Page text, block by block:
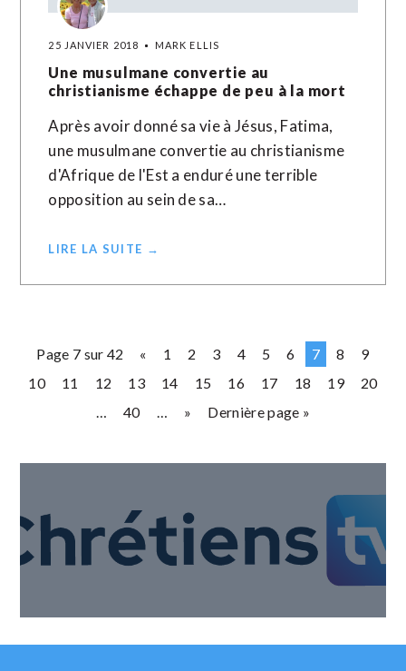
25 JANVIER 2018 MARK ELLIS
Une musulmane convertie au
christianisme échappe de peu à la mort
Après avoir donné sa vie à Jésus, Fatima,
une musulmane convertie au christianisme
d'Afrique de l'Est a enduré une terrible
opposition au sein de sa…
LIRE LA SUITE →
Page 7 sur 42 « 1 2 3 4 5 6 7 8
9
10
11 12 13 14 15 16 17 18 19
20
…
40 … » Dernière page »